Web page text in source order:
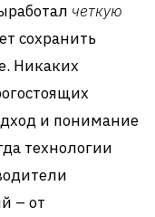
четкую
сохранить
Никаких
и понимание
технологии
– от